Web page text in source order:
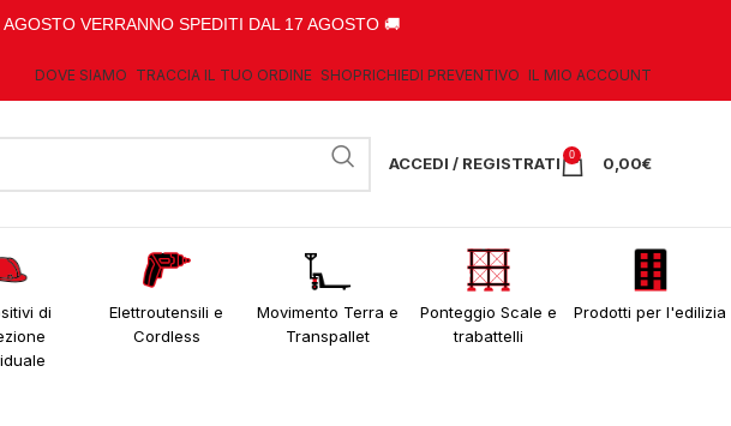
VERRANNO SPEDITI DAL 17 AGOSTO 🚚
DOVE SIAMO TRACCIA IL TUO ORDINE SHOPRICHIEDI PREVENTIVO IL MIO ACCOUNT
ACCEDI / REGISTRATI 0 0,00€
di
Elettroutensili e
Cordless
Movimento Terra e
Transpallet
Ponteggio Scale e
trabattelli
Prodotti per l'edilizia